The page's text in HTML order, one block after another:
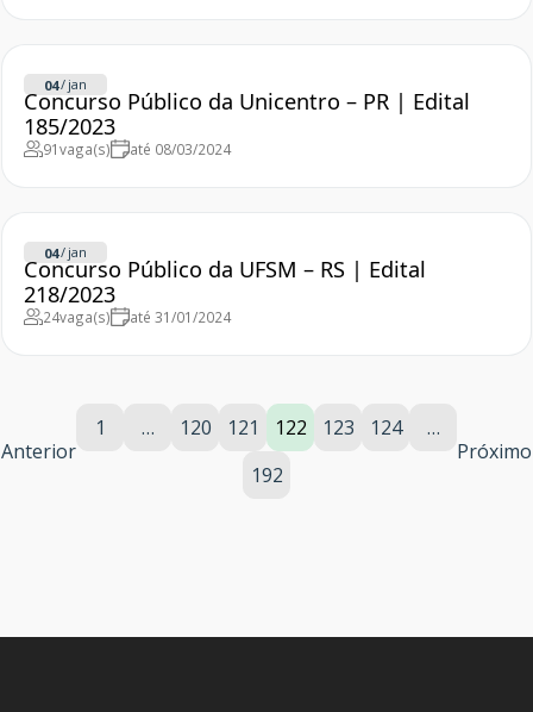
04/ jan
Concurso Público da Unicentro – PR | Edital
185/2023
91vaga(s) até 08/03/2024
04/ jan
Concurso Público da UFSM – RS | Edital
218/2023
24vaga(s) até 31/01/2024
Anterior
1 … 120 121 122 123 124
…
192
Próximo